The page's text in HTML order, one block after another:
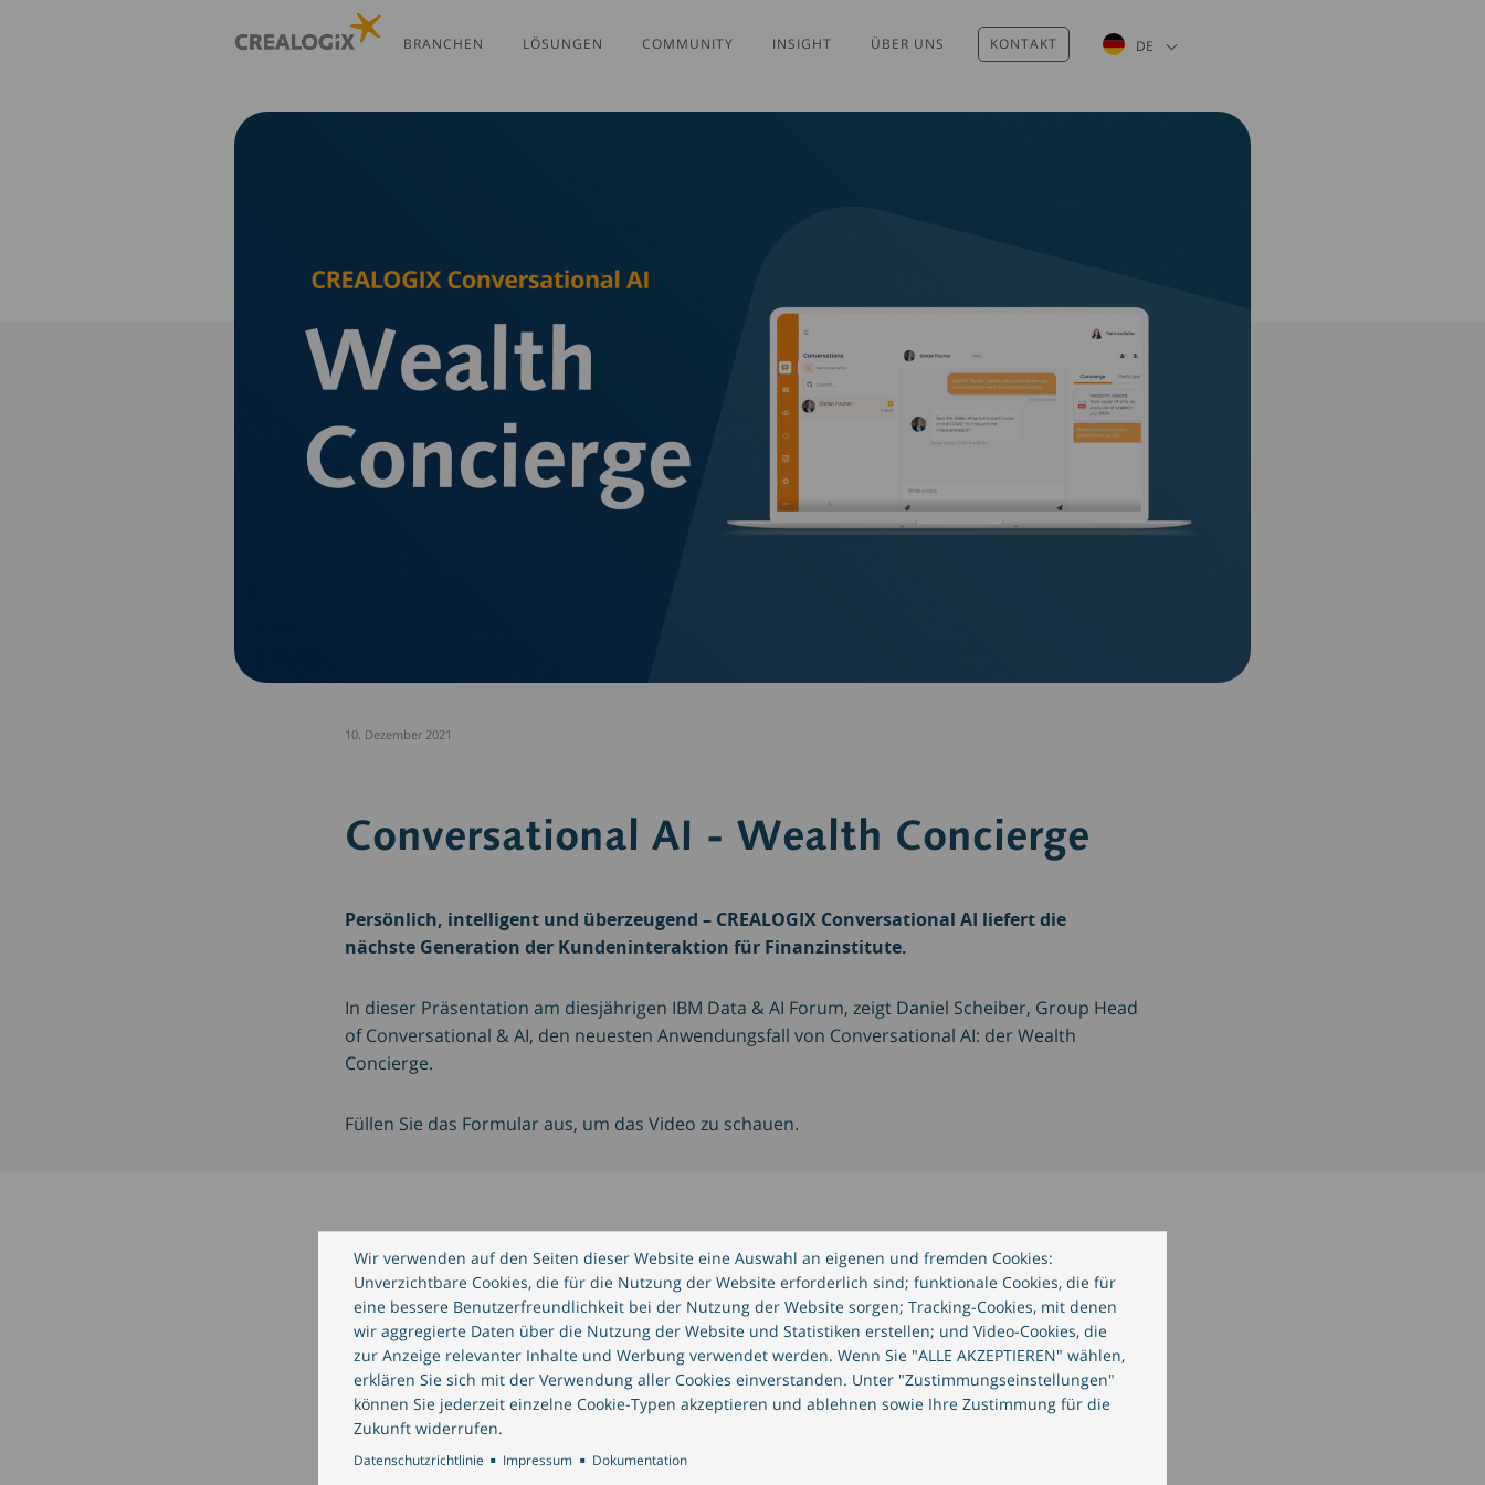
BRANCHEN LÖSUNGEN COMMUNITY INSIGHT ÜBER UNS KONTAKT DE Weitere Aktionen auflisten
Wir verwenden auf den Seiten dieser Website eine Auswahl an eigenen und fremden Cookies:
Unverzichtbare Cookies, die für die Nutzung der Website erforderlich sind; funktionale Cookies, die für
eine bessere Benutzerfreundlichkeit bei der Nutzung der Website sorgen; Tracking-Cookies, mit denen
wir aggregierte Daten über die Nutzung der Website und Statistiken erstellen; und Video-Cookies, die
zur Anzeige relevanter Inhalte und Werbung verwendet werden. Wenn Sie "ALLE AKZEPTIEREN" wählen,
erklären Sie sich mit der Verwendung aller Cookies einverstanden. Unter "Zustimmungseinstellungen"
können Sie jederzeit einzelne Cookie-Typen akzeptieren und ablehnen sowie Ihre Zustimmung für die
Zukunft widerrufen.
Datenschutzrichtlinie Impressum Dokumentation
10. Dezember 2021
Conversational AI - Wealth Concierge
Persönlich, intelligent und überzeugend – CREALOGIX Conversational AI liefert die
nächste Generation der Kundeninteraktion für Finanzinstitute.
In dieser Präsentation am diesjährigen IBM Data & AI Forum, zeigt Daniel Scheiber, Group Head
of Conversational & AI, den neuesten Anwendungsfall von Conversational AI: der Wealth
Concierge.
Füllen Sie das Formular aus, um das Video zu schauen.
Herunterladen Video
Anrede Vorname * Nachname*
Unternehmen*